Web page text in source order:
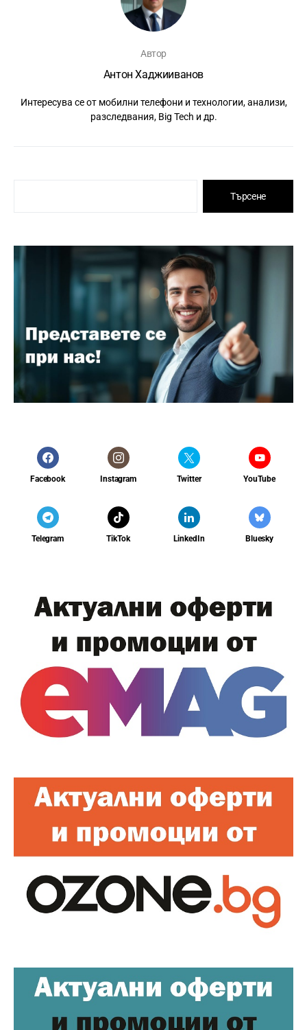
Автор
Антон Хаджииванов
Интересува се от мобилни телефони и технологии, анализи,
разследвания, Big Tech и др.
Търсене
Facebook Instagram Twitter YouTube
Telegram TikTok LinkedIn Bluesky